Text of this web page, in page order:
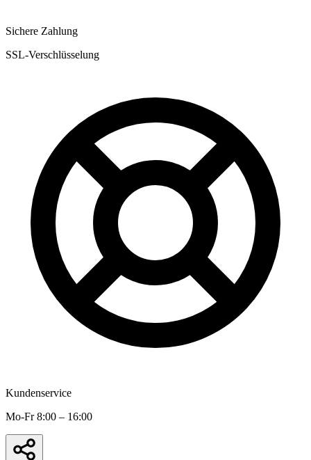
Sichere Zahlung
SSL-Verschlüsselung
Kundenservice
Mo-Fr 8:00 – 16:00